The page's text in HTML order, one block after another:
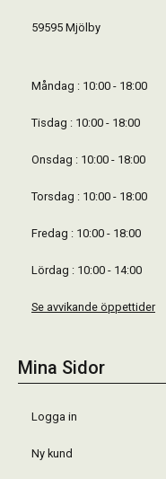
59595 Mjölby
Måndag : 10:00 - 18:00
Tisdag : 10:00 - 18:00
Onsdag : 10:00 - 18:00
Torsdag : 10:00 - 18:00
Fredag : 10:00 - 18:00
Lördag : 10:00 - 14:00
Se avvikande öppettider
Mina Sidor
Logga in
Ny kund